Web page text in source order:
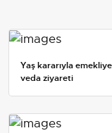
Yaş kararıyla
veda ziyareti